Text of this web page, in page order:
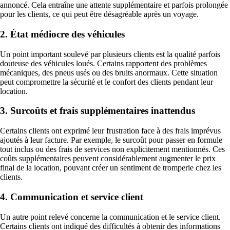
annoncé. Cela entraîne une attente supplémentaire et parfois prolongée
pour les clients, ce qui peut être désagréable après un voyage.
2. État médiocre des véhicules
Un point important soulevé par plusieurs clients est la qualité parfois
douteuse des véhicules loués. Certains rapportent des problèmes
mécaniques, des pneus usés ou des bruits anormaux. Cette situation
peut compromettre la sécurité et le confort des clients pendant leur
location.
3. Surcoûts et frais supplémentaires inattendus
Certains clients ont exprimé leur frustration face à des frais imprévus
ajoutés à leur facture. Par exemple, le surcoût pour passer en formule
tout inclus ou des frais de services non explicitement mentionnés. Ces
coûts supplémentaires peuvent considérablement augmenter le prix
final de la location, pouvant créer un sentiment de tromperie chez les
clients.
4. Communication et service client
Un autre point relevé concerne la communication et le service client.
Certains clients ont indiqué des difficultés à obtenir des informations